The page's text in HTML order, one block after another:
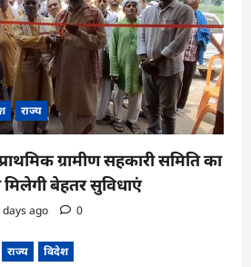
राज्य
ग्रामीण सहकारी समिति का
बेहतर सुविधाएं
days ago 0
राज्य विदेश